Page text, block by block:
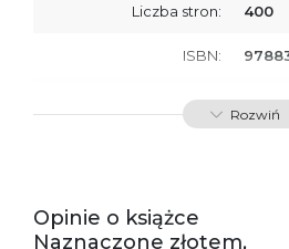
Liczba stron: 400
ISBN:
SKU:
Rozwiń
Opinie o książce
Naznaczone złotem,